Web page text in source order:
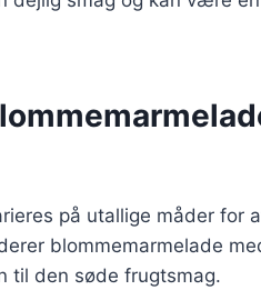
på utallige måder for
blommemarmelade
til den søde frugtsmag.